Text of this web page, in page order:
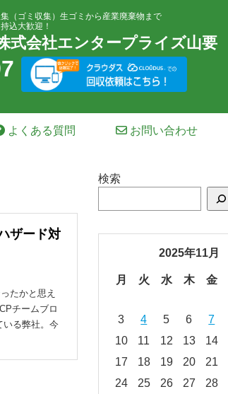
（ゴミ収集）生ゴミから産業廃棄物まで
込大歓迎！
式会社エンタープライズ山要
よくある質問 お問い合わせ
ザード対
たかと思え
チームブロ
いる弊社。今
検索
2025年11月
月 火 水 木 金
3
4 5 6 7
10
11 12 13 14
17
18 19 20 21
24
25 26 27 28